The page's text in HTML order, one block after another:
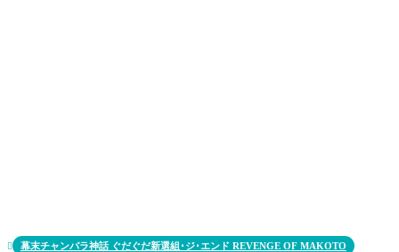
 幕末チャンバラ神話 ぐだぐだ新選組･ジ･エンド REVENGE OF MAKOTO